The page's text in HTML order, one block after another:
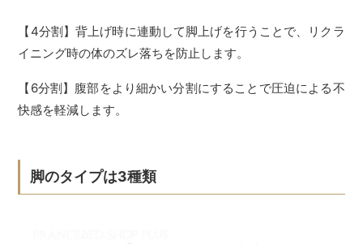
【4分割】背上げ時に連動して脚上げを行うことで、リクラ
イニング時の体のズレ落ちを防止します。
【6分割】腹部をより細かい分割にすることで圧迫による不
快感を軽減します。
脚のタイプは3種類